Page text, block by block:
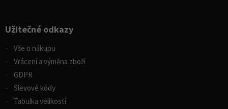
Užitečné odkazy
Vše o nákupu
Vrácení a výměna zboží
GDPR
Slevové kódy
Tabulka velikostí